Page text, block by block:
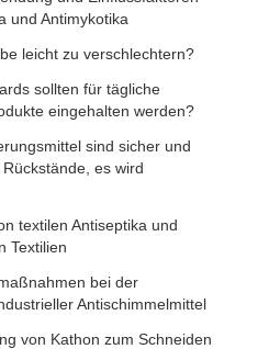
und Antimykotika
leicht zu verschlechtern?
sollten für tägliche
eingehalten werden?
sind sicher und
es wird
textilen Antiseptika und
Textilien
bei der
Antischimmelmittel
von Kathon zum Schneiden